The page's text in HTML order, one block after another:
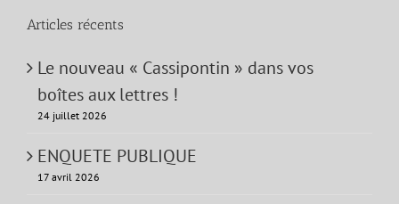
Articles récents
Le nouveau « Cassipontin » dans vos
boîtes aux lettres !
24 juillet 2026
ENQUETE PUBLIQUE
17 avril 2026